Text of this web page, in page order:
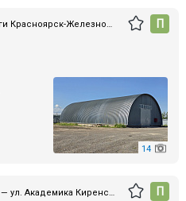
пгт. Березовка — 2-й км. автодороги Красноярск-Железногорск П
14
Красноярск — Октябрьский район — ул. Академика Киренского П